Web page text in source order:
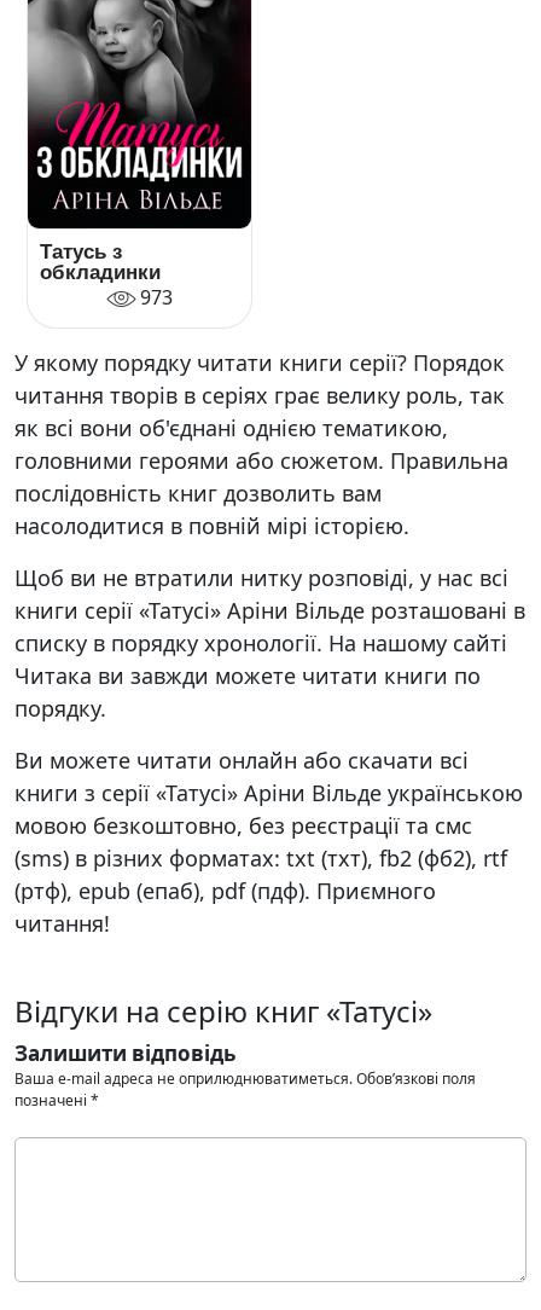
Татусь з
обкладинки
973
У якому порядку читати книги серії? Порядок
читання творів в серіях грає велику роль, так
як всі вони об'єднані однією тематикою,
головними героями або сюжетом. Правильна
послідовність книг дозволить вам
насолодитися в повній мірі історією.
Щоб ви не втратили нитку розповіді, у нас всі
книги серії «Татусі» Аріни Вільде розташовані в
списку в порядку хронології. На нашому сайті
Читака ви завжди можете читати книги по
порядку.
Ви можете читати онлайн або скачати всі
книги з серії «Татусі» Аріни Вільде українською
мовою безкоштовно, без реєстрації та смс
(sms) в різних форматах: txt (тхт), fb2 (фб2), rtf
(ртф), epub (епаб), pdf (пдф). Приємного
читання!
Відгуки на серію книг «Татусі»
Залишити відповідь
Ваша e-mail адреса не оприлюднюватиметься.Обов’язкові поля
позначені *